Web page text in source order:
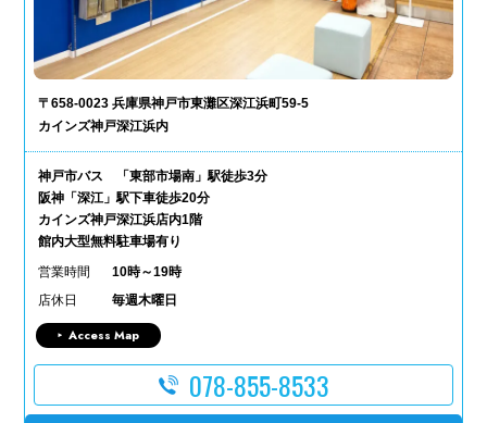
〒658-0023 兵庫県神戸市東灘区深江浜町59-5
カインズ神戸深江浜内
神戸市バス 「東部市場南」駅徒歩3分
阪神「深江」駅下車徒歩20分
カインズ神戸深江浜店内1階
館内大型無料駐車場有り
営業時間
10時～19時
店休日
毎週木曜日
Access Map
078-855-8533